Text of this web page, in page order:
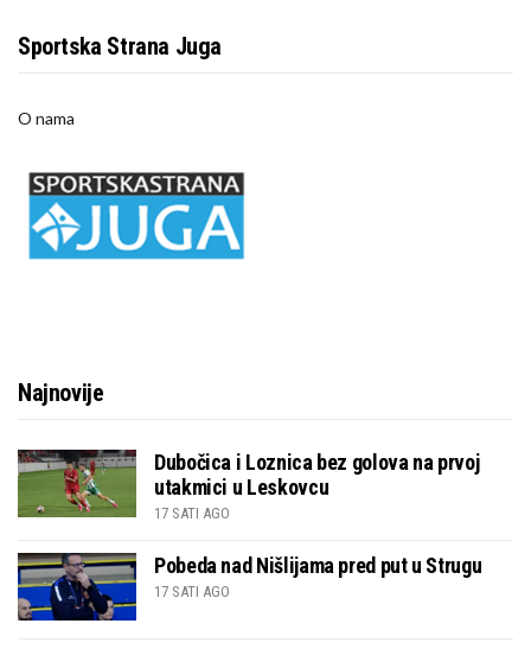
Sportska Strana Juga
O nama
Najnovije
Dubočica i Loznica bez golova na prvoj
utakmici u Leskovcu
17 SATI AGO
Pobeda nad Nišlijama pred put u Strugu
17 SATI AGO